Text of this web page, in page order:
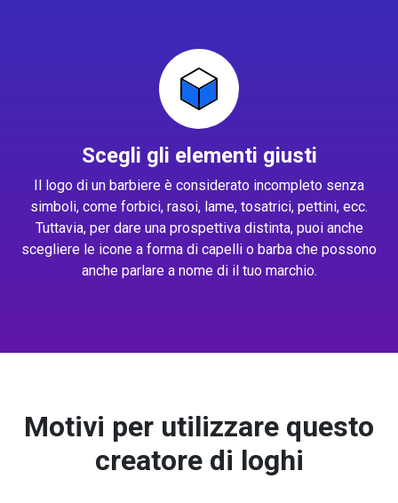
Scegli gli elementi giusti
Il logo di un barbiere è considerato incompleto senza
simboli, come forbici, rasoi, lame, tosatrici, pettini, ecc.
Tuttavia, per dare una prospettiva distinta, puoi anche
scegliere le icone a forma di capelli o barba che possono
anche parlare a nome di il tuo marchio.
Motivi per utilizzare questo
creatore di loghi